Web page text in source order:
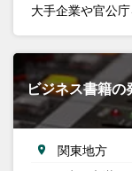
大手企業や官公
ビジネス書籍の
関東地方